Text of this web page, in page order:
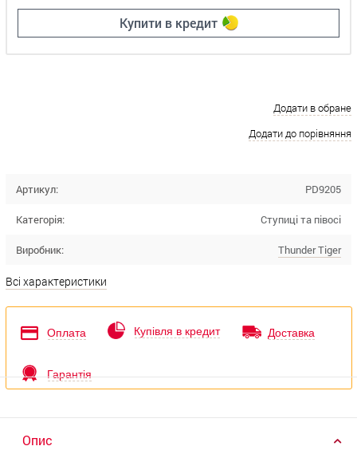
Купити в кредит
Додати в обране
Додати до порівняння
Артикул: PD9205
Категорія: Ступиці та півосі
Виробник: Thunder Tiger
Всі характеристики
Оплата Купівля в кредит Доставка
Гарантія
Опис